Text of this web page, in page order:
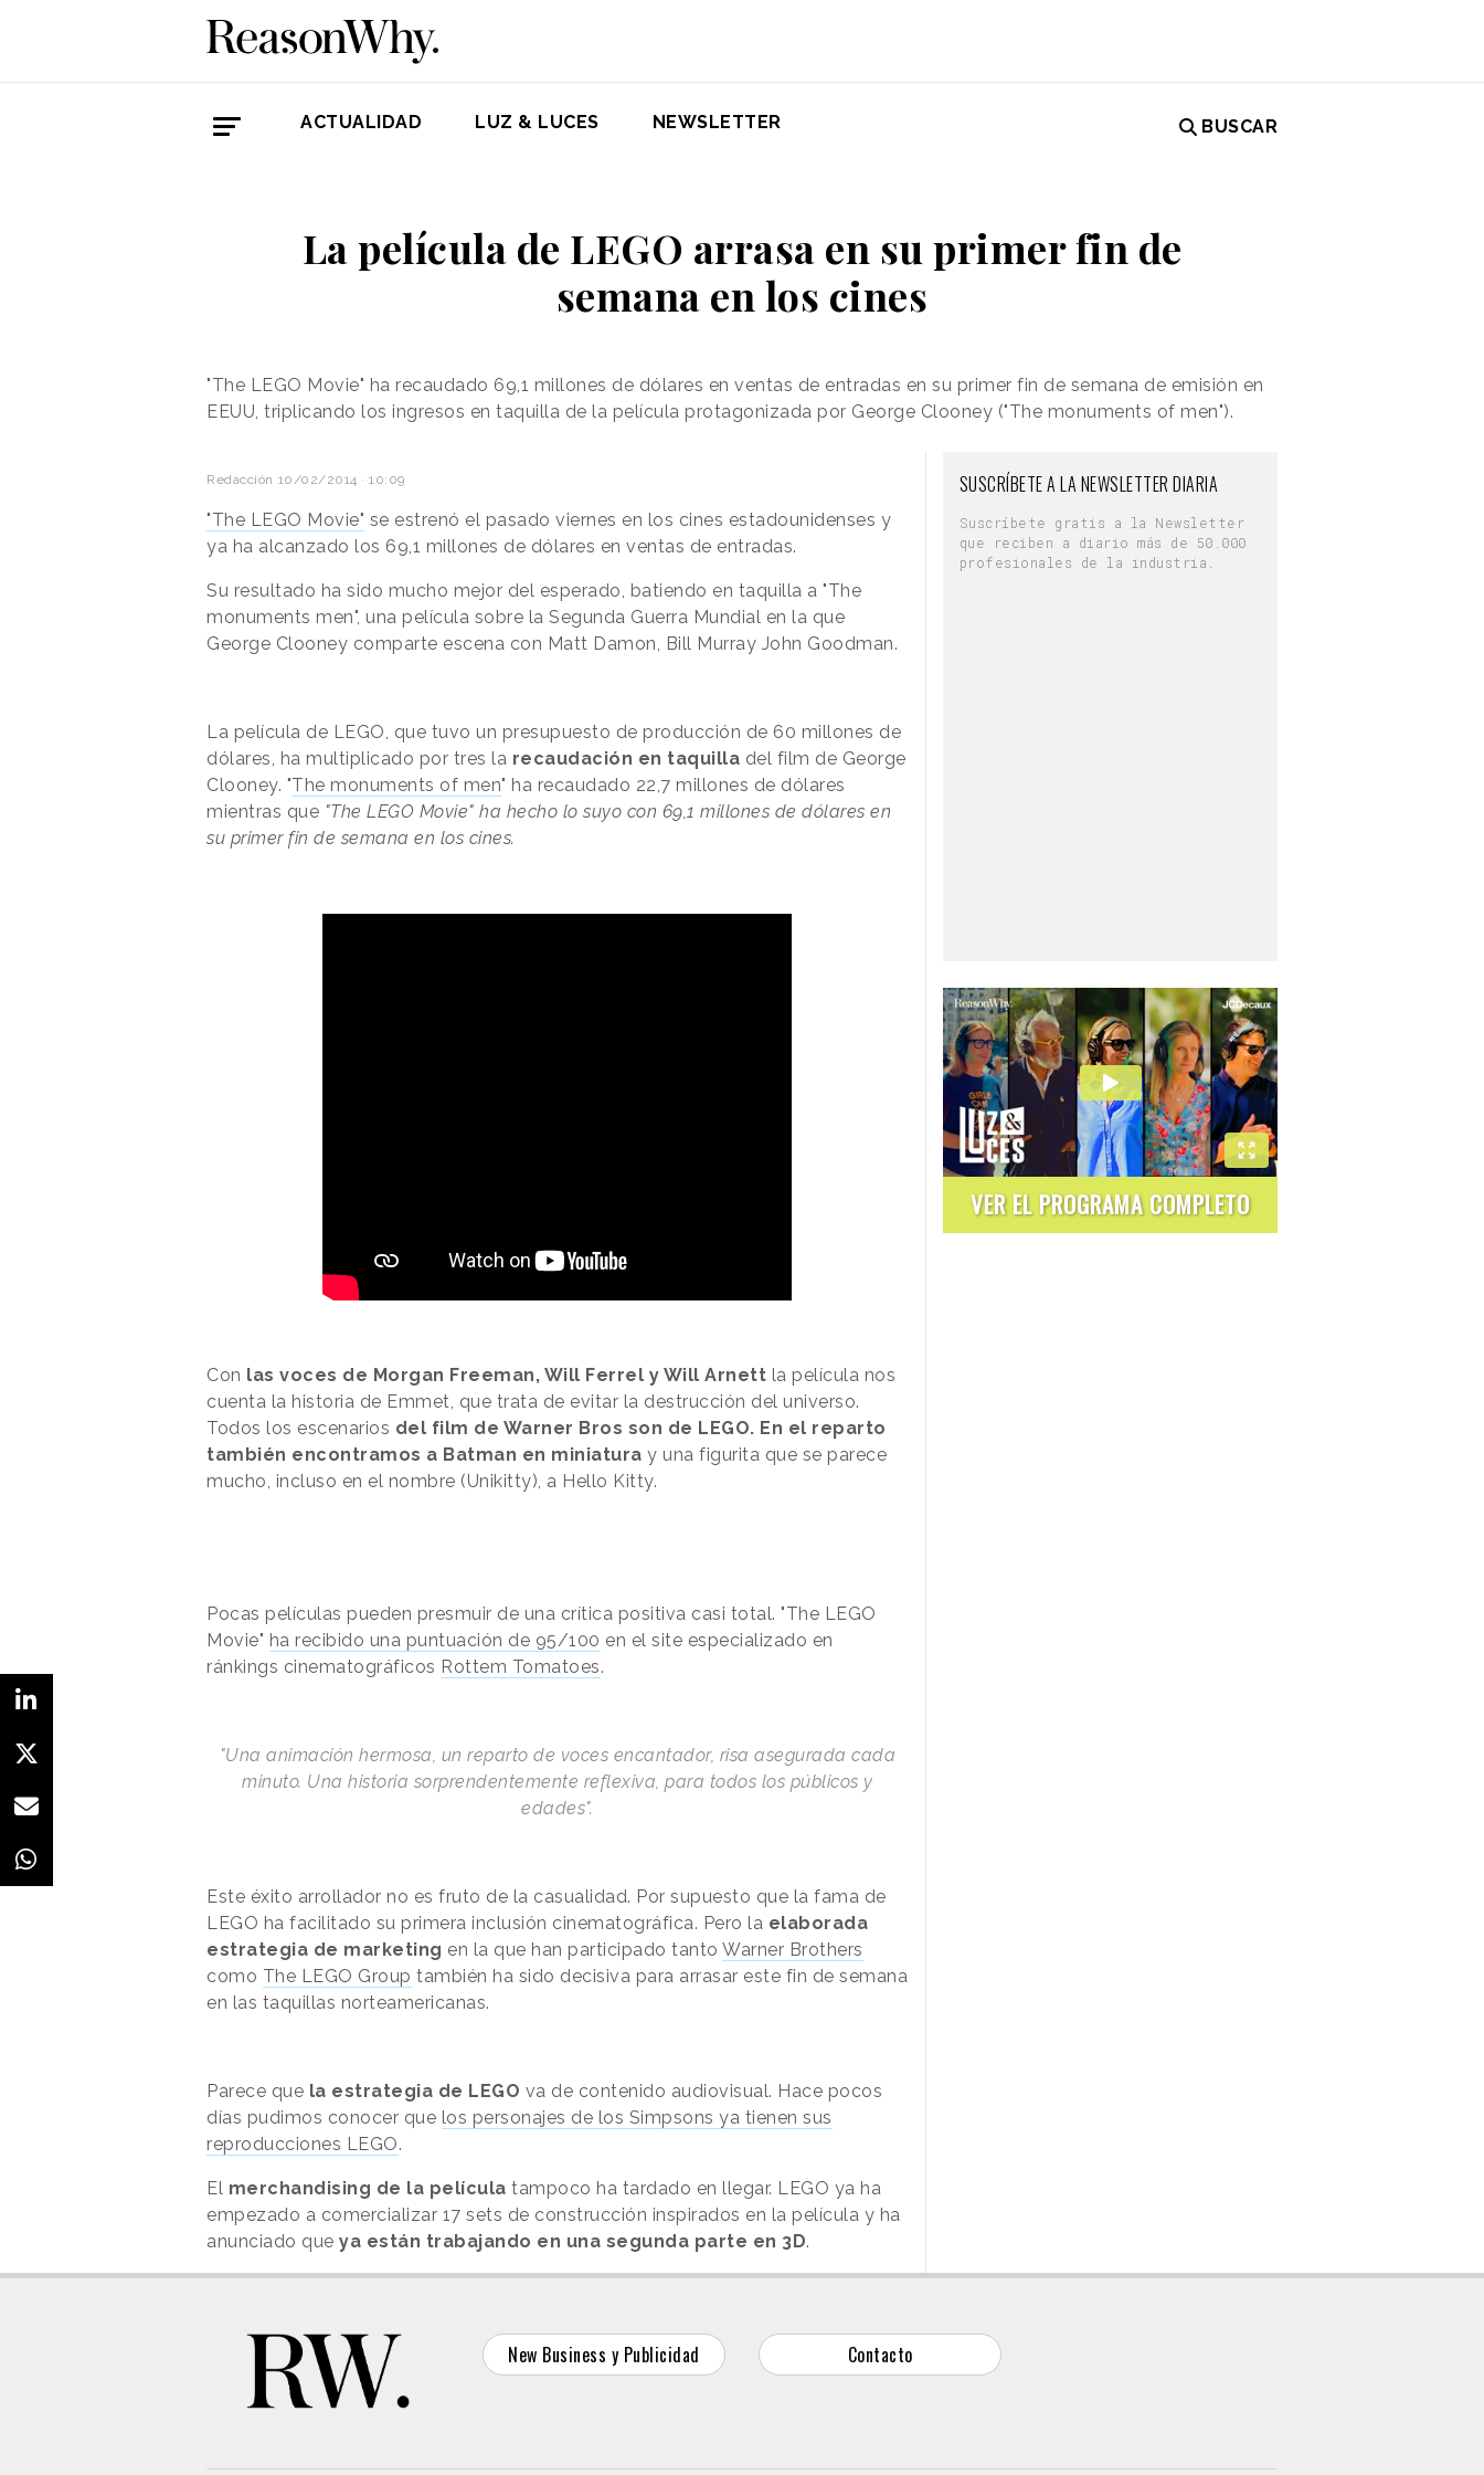
ACTUALIDAD LUZ & LUCES NEWSLETTER BUSCAR
La película de LEGO arrasa en su primer fin de
semana en los cines
"The LEGO Movie" ha recaudado 69,1 millones de dólares en ventas de entradas en su primer fin de semana de emisión en
EEUU, triplicando los ingresos en taquilla de la película protagonizada por George Clooney ("The monuments of men").
Redacción 10/02/2014 · 10:09
"The LEGO Movie" se estrenó el pasado viernes en los cines estadounidenses y
ya ha alcanzado los 69,1 millones de dólares en ventas de entradas.
Su resultado ha sido mucho mejor del esperado, batiendo en taquilla a "The
monuments men", una película sobre la Segunda Guerra Mundial en la que
George Clooney comparte escena con Matt Damon, Bill Murray John Goodman.
La película de LEGO, que tuvo un presupuesto de producción de 60 millones de
dólares, ha multiplicado por tres la recaudación en taquilla del film de George
Clooney. "The monuments of men" ha recaudado 22,7 millones de dólares
mientras que "The LEGO Movie" ha hecho lo suyo con 69,1 millones de dólares en
su primer fin de semana en los cines.
Con las voces de Morgan Freeman, Will Ferrel y Will Arnett la película nos
cuenta la historia de Emmet, que trata de evitar la destrucción del universo.
Todos los escenarios del film de Warner Bros son de LEGO. En el reparto
también encontramos a Batman en miniatura y una figurita que se parece
mucho, incluso en el nombre (Unikitty), a Hello Kitty.
Pocas películas pueden presmuir de una crítica positiva casi total. "The LEGO
Movie" ha recibido una puntuación de 95/100 en el site especializado en
ránkings cinematográficos Rottem Tomatoes.
"Una animación hermosa, un reparto de voces encantador, risa asegurada cada
minuto. Una historia sorprendentemente reflexiva, para todos los públicos y
edades".
Este éxito arrollador no es fruto de la casualidad. Por supuesto que la fama de
LEGO ha facilitado su primera inclusión cinematográfica. Pero la elaborada
estrategia de marketing en la que han participado tanto Warner Brothers
como The LEGO Group también ha sido decisiva para arrasar este fin de semana
en las taquillas norteamericanas.
Parece que la estrategia de LEGO va de contenido audiovisual. Hace pocos
días pudimos conocer que los personajes de los Simpsons ya tienen sus
reproducciones LEGO.
El merchandising de la película tampoco ha tardado en llegar. LEGO ya ha
empezado a comercializar 17 sets de construcción inspirados en la película y ha
anunciado que ya están trabajando en una segunda parte en 3D.
SUSCRÍBETE A LA NEWSLETTER DIARIA
Suscríbete gratis a la Newsletter
que reciben a diario más de 50.000
profesionales de la industria.
VER EL PROGRAMA COMPLETO
New Business y Publicidad Contacto